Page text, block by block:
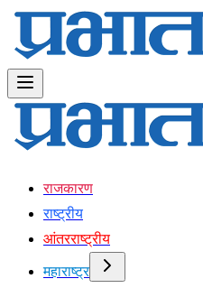
राजकारण
राष्ट्रीय
आंतरराष्ट्रीय
महाराष्ट्र